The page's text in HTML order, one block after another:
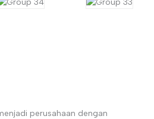
perusahaan dengan